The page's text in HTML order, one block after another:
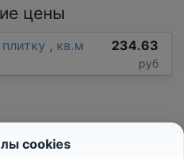
цены
, кв.м 234.63
руб
cookies